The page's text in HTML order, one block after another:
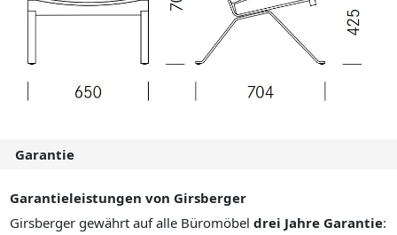
Garantie
Garantieleistungen von Girsberger
Girsberger gewährt auf alle Büromöbeldrei Jahre Garantie: